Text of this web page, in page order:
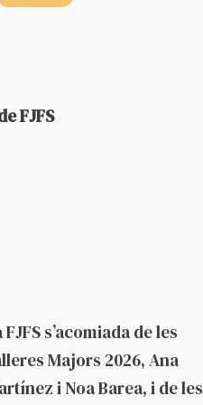
FJFS
FJFS s’acomiada de les
Majors 2026, Ana
i Noa Barea, i de les